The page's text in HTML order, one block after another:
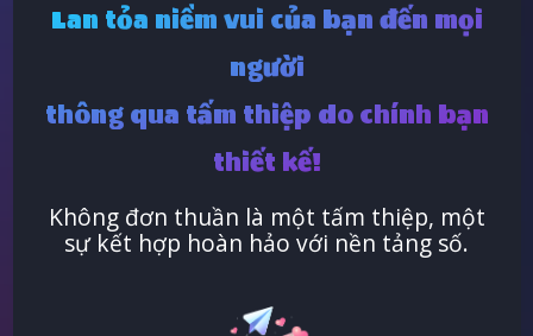
Lan tỏa niềm vui của bạn đến mọi
người
thông qua tấm thiệp do chính bạn
thiết kế!
Không đơn thuần là một tấm thiệp, một
sự kết hợp hoàn hảo với nền tảng số.